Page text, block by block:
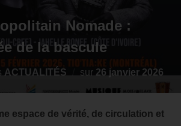
Nomade :
de la bascule
ACTUALITÉS sur 26 janvier 2026
espace de vérité, de circulation et